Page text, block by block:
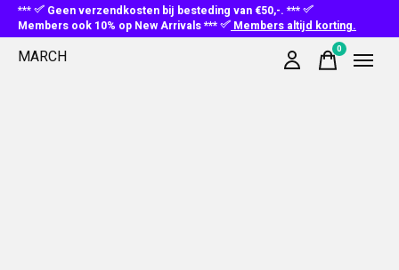
***
Geen verzendkosten bij besteding van €50,-. ***
Members ook 10% op New Arrivals ***
Members altijd korting.
MARCH 0items